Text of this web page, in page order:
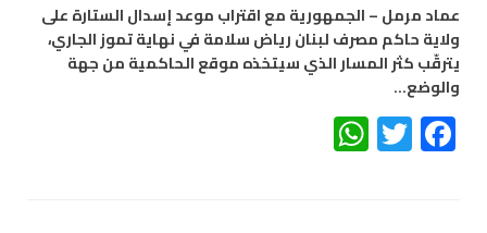
عماد مرمل – الجمهورية مع اقتراب موعد إسدال الستارة على
ولاية حاكم مصرف لبنان رياض سلامة في نهاية تموز الجاري،
يترقّب كثر المسار الذي سيتخذه موقع الحاكمية من جهة
والوضع…
Facebook
Twitter